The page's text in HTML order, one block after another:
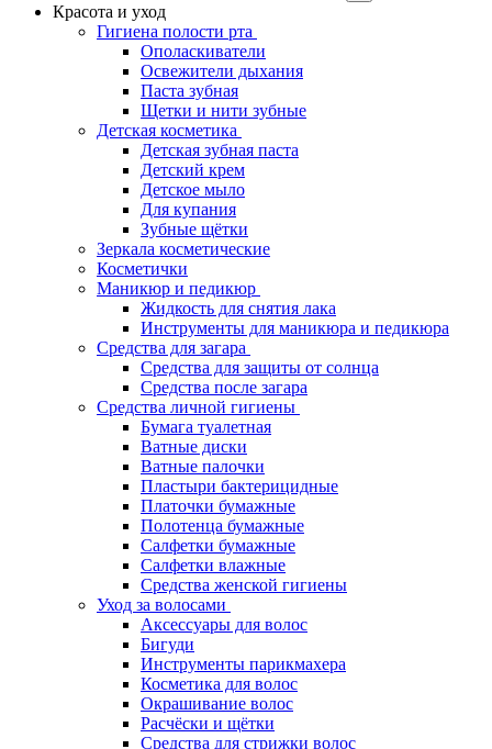
Красота и уход
Гигиена полости рта
Ополаскиватели
Освежители дыхания
Паста зубная
Щетки и нити зубные
Детская косметика
Детская зубная паста
Детский крем
Детское мыло
Для купания
Зубные щётки
Зеркала косметические
Косметички
Маникюр и педикюр
Жидкость для снятия лака
Инструменты для маникюра и педикюра
Средства для загара
Средства для защиты от солнца
Средства после загара
Средства личной гигиены
Бумага туалетная
Ватные диски
Ватные палочки
Пластыри бактерицидные
Платочки бумажные
Полотенца бумажные
Салфетки бумажные
Салфетки влажные
Средства женской гигиены
Уход за волосами
Аксессуары для волос
Бигуди
Инструменты парикмахера
Косметика для волос
Окрашивание волос
Расчёски и щётки
Средства для стрижки волос